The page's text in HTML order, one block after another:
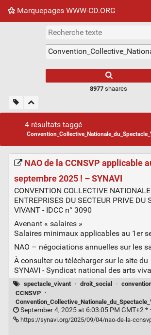
Marquepages WWW-CD.ORG
Nuage de tags Mur d'images
8977 shaares
4 résultats taggé
NAO de la CCNSVP applicable
septembre 2025 ! – SYNAVI
CONVENTION COLLECTIVE
ENTREPRISES DU SECTEUR PRIVE DU
VIVANT - IDCC n° 3090
Avenant « salaires »
Salaires minimaux applicables au 1er
NAO – négociations annuelles sur les
À consulter ou télécharger sur le site du
SYNAVI - Syndicat national des arts
spectacle_vivant · droit_social ·
CCNSVP
·
September 4, 2025 at 6:03:05 PM GMT+2 * ·
https://synavi.org/2025/09/04/nao-de-la-ccnsvp-